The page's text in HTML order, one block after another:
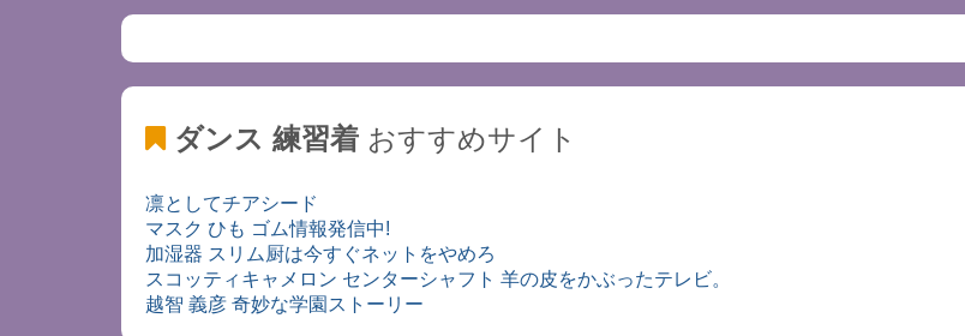
ダンス 練習着おすすめサイト
凛としてチアシード
マスク ひも ゴム情報発信中!
加湿器 スリム厨は今すぐネットをやめろ
スコッティキャメロン センターシャフト 羊の皮をかぶったテレビ。
越智 義彦 奇妙な学園ストーリー